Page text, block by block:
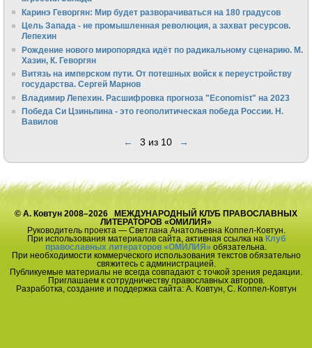
Каринэ Геворгян: Мир будет разворачиваться на 180 градусов
Цель Запада - не промышленная революция, а захват ресурсов.
Лепехин
Рождение нового миропорядка идёт по радикальному сценарию. М.
Хазин, К. Геворгян
Витязь на имперском пути. От потешных войск к переустройству
государства. Сергей Марнов
Владимир Лепехин. Расшифровка прогноза "Economist" на 2023
Победа Си Цзиньпина - это геополитическая победа России. Н.
Вавилов
← 3 из 10 →
© А. Ковтун 2008–2026 МЕЖДУНАРОДНЫЙ КЛУБ ПРАВОСЛАВНЫХ
ЛИТЕРАТОРОВ «ОМИЛИЯ»
Руководитель проекта — Светлана Анатольевна Коппел-Ковтун.
При использования материалов сайта, активная ссылка на Клуб
православных литераторов «ОМИЛИЯ» обязательна.
При необходимости коммерческого использования текстов обязательно
свяжитесь с администрацией.
Публикуемые материалы не всегда совпадают с точкой зрения редакции.
Приглашаем к сотрудничеству православных авторов.
Разработка, создание и поддержка сайта: А. Ковтун, С. Коппел-Ковтун